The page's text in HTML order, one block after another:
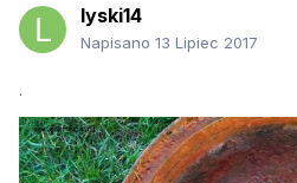
lyski14
Napisano 13 Lipiec 2017
.